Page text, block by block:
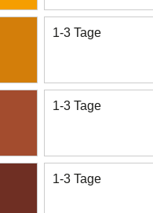
1-3 Tage
1-3 Tage
1-3 Tage